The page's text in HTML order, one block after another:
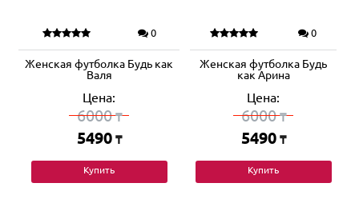
0
Женская футболка Будь как
Валя
Цена:
6000₸
5490 ₸
Купить
0
Женская футболка Будь
как Арина
Цена:
6000₸
5490 ₸
Купить